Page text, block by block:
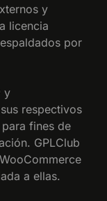
y
licencia
por
y
respectivos
fines de
GPLClub
a ellas.